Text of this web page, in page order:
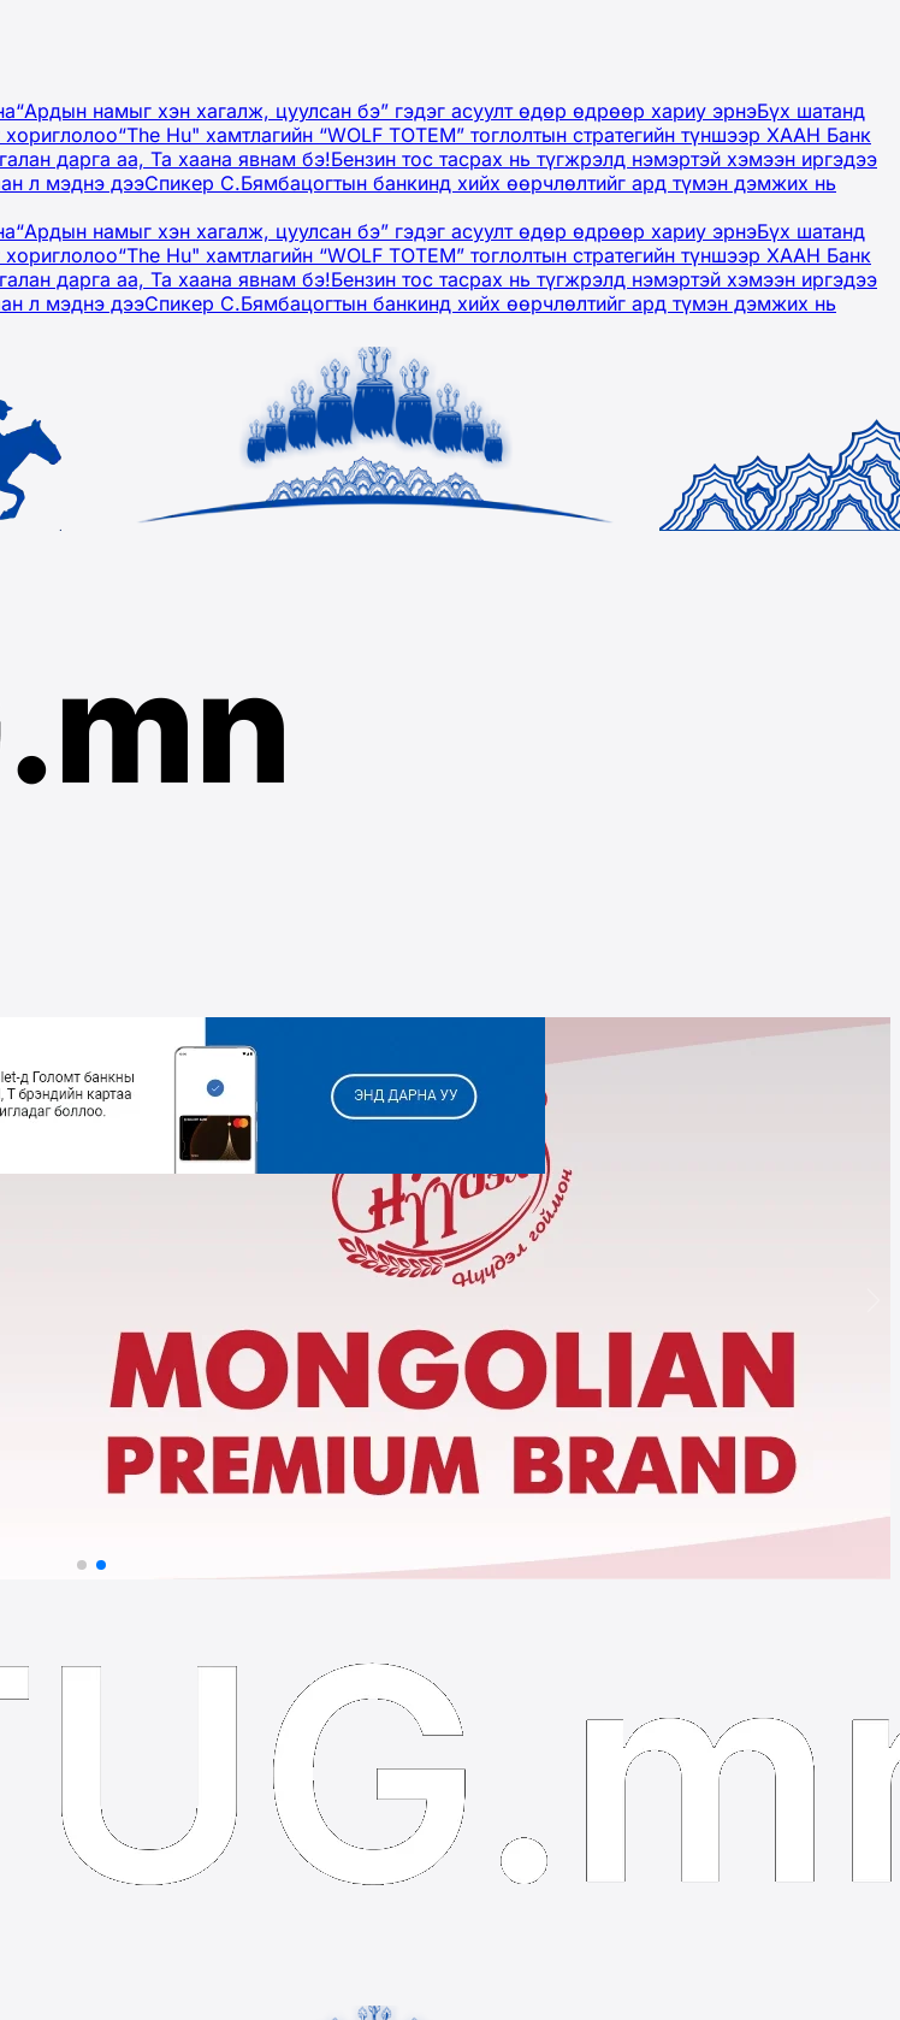
“Ардын намыг хэн хагалж, цуулсан бэ” гэдэг асуулт өдөр өдрөөр хариу эрнэБүх шатанд
“The Hu" хамтлагийн “WOLF TOTEM” тоглолтын стратегийн түншээр ХААН Банк
дарга аа, Та хаана явнам бэ!Бензин тос тасрах нь түгжрэлд нэмэртэй хэмээн иргэдээ
л мэднэ дээСпикер С.Бямбацогтын банкинд хийх өөрчлөлтийг ард түмэн дэмжих нь
“Ардын намыг хэн хагалж, цуулсан бэ” гэдэг асуулт өдөр өдрөөр хариу эрнэБүх шатанд
“The Hu" хамтлагийн “WOLF TOTEM” тоглолтын стратегийн түншээр ХААН Банк
дарга аа, Та хаана явнам бэ!Бензин тос тасрах нь түгжрэлд нэмэртэй хэмээн иргэдээ
л мэднэ дээСпикер С.Бямбацогтын банкинд хийх өөрчлөлтийг ард түмэн дэмжих нь